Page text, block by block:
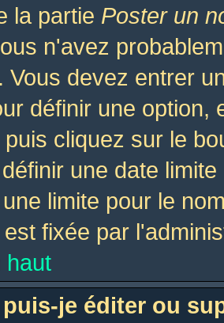
la partie Poster un
n'avez
Vous devez entrer
définir une option,
puis cliquez sur le
une date
limite pour le
fixée par
haut
je éditer ou